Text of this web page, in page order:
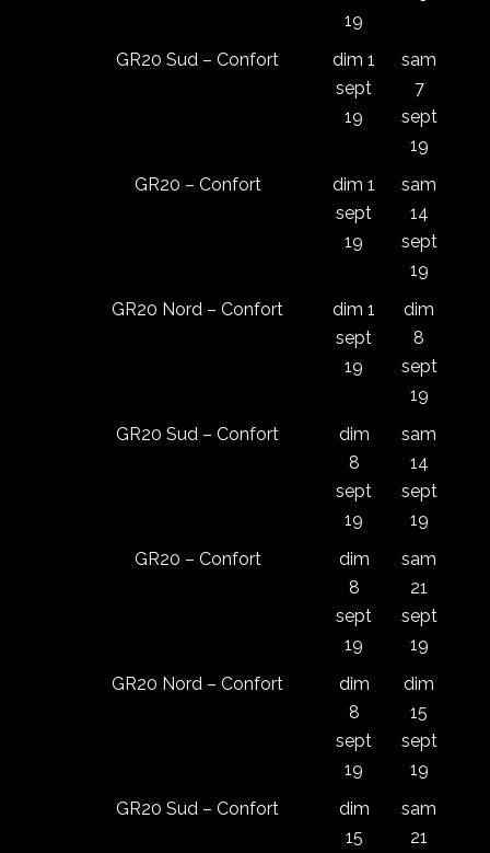
19
GR20 Sud – Confort
dim 1
sept
19
sam
7
sept
19
GR20 – Confort
dim 1
sept
19
sam
14
sept
19
GR20 Nord – Confort
dim 1
sept
19
dim
8
sept
19
GR20 Sud – Confort
dim
8
sept
19
sam
14
sept
19
GR20 – Confort
dim
8
sept
19
sam
21
sept
19
GR20 Nord – Confort
dim
8
sept
19
dim
15
sept
19
GR20 Sud – Confort
dim
15
sam
21